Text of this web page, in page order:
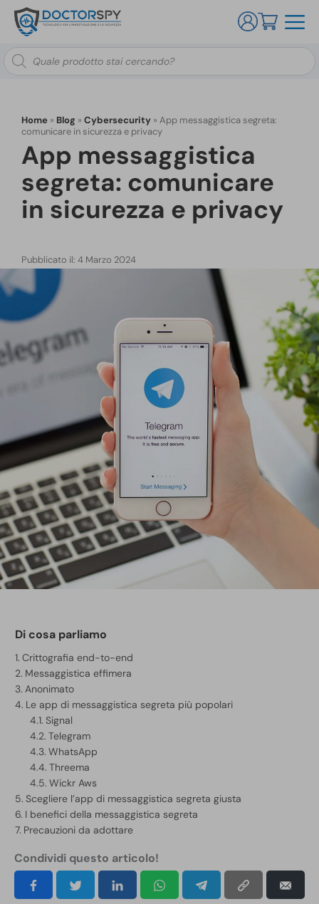
Ricerca
prodotti
Home » Blog » Cybersecurity » App messaggistica segreta:
comunicare in sicurezza e privacy
App messaggistica
segreta: comunicare
in sicurezza e privacy
Pubblicato il: 4 Marzo 2024
Di cosa parliamo
Crittografia end-to-end
Messaggistica effimera
Anonimato
Le app di messaggistica segreta più popolari
Signal
Telegram
WhatsApp
Threema
Wickr Aws
Scegliere l’app di messaggistica segreta giusta
I benefici della messaggistica segreta
Precauzioni da adottare
Condividi questo articolo!